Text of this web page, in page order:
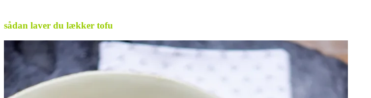
sådan laver du lækker tofu